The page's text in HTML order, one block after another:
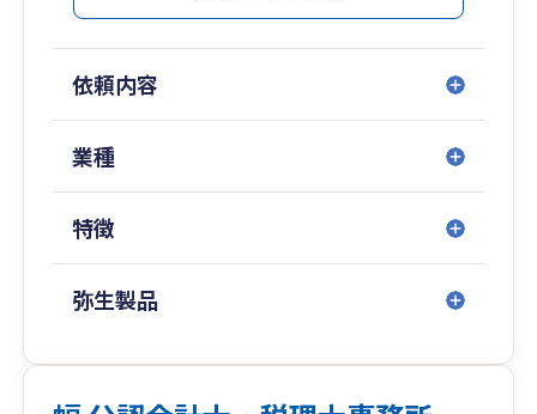
依頼内容
業種
特徴
弥生製品